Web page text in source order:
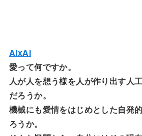
AIxAI
愛って何ですか。
人が人を想う様を人が作り出す人
だろうか。
機械にも愛情をはじめとした自発
ろうか。